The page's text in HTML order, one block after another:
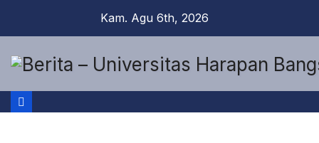
Kam. Agu 6th, 2026